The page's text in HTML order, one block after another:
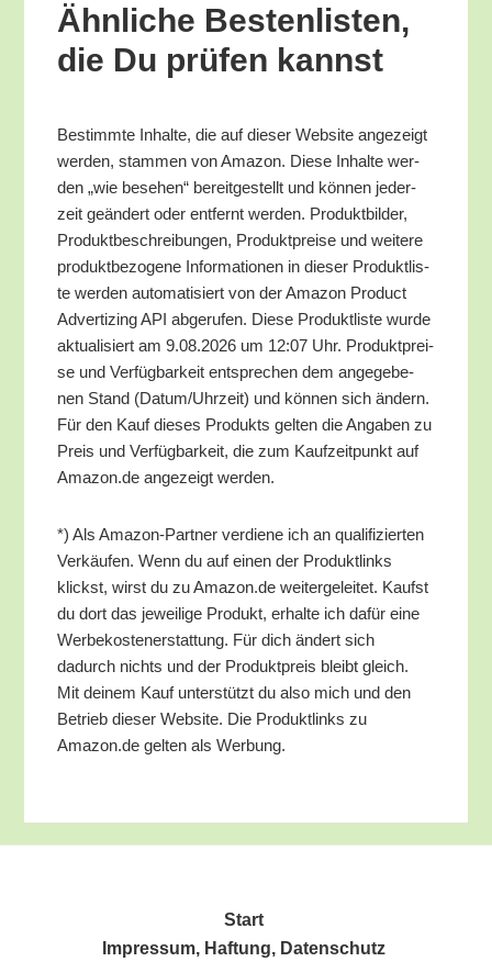
Ähn­li­che Bes­ten­lis­ten,
die Du prü­fen kannst
Bestimm­te Inhal­te, die auf die­ser Web­site ange­zeigt
wer­den, stam­men von Ama­zon. Die­se Inhal­te wer­
den „wie bese­hen“ bereit­ge­stellt und kön­nen jeder­
zeit geän­dert oder ent­fernt wer­den. Pro­dukt­bil­der,
Pro­dukt­be­schrei­bun­gen, Pro­dukt­prei­se und wei­te­re
pro­dukt­be­zo­ge­ne Infor­ma­tio­nen in die­ser Pro­dukt­lis­
te wer­den auto­ma­ti­siert von der Ama­zon Pro­duct
Adver­tiz­ing API abge­ru­fen. Die­se Pro­dukt­lis­te wur­de
aktua­li­siert am 9.08.2026 um 12:07 Uhr. Pro­dukt­prei­
se und Ver­füg­bar­keit ent­spre­chen dem ange­ge­be­
nen Stand (Datum/​Uhrzeit) und kön­nen sich ändern.
Für den Kauf die­ses Pro­dukts gel­ten die Anga­ben zu
Preis und Ver­füg­bar­keit, die zum Kauf­zeit­punkt auf
Amazon.de ange­zeigt werden.
*) Als Ama­zon-Part­ner ver­die­ne ich an qua­li­fi­zier­ten
Ver­käu­fen. Wenn du auf einen der Pro­dukt­links
klickst, wirst du zu Amazon.de wei­ter­ge­lei­tet. Kaufst
du dort das jewei­li­ge Pro­dukt, erhal­te ich dafür eine
Wer­be­kos­ten­er­stat­tung. Für dich ändert sich
dadurch nichts und der Pro­dukt­preis bleibt gleich.
Mit dei­nem Kauf unter­stützt du also mich und den
Betrieb die­ser Web­site. Die Pro­dukt­links zu
Amazon.de gel­ten als Werbung.
Start
Impres­sum, Haf­tung, Datenschutz